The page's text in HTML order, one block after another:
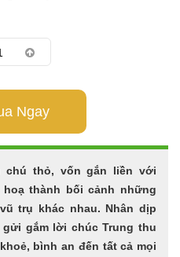
Ngay
chú thỏ, vốn gắn liền với
hoạ thành bối cảnh những
trụ khác nhau. Nhân dịp
gắm lời chúc Trung thu
bình an đến tất cả mọi